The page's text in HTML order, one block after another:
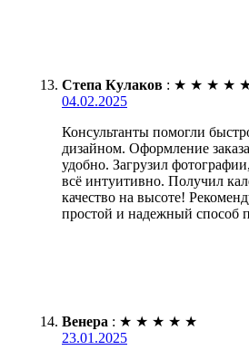
Степа Кулаков : ★ ★ ★ ★
04.02.2025
Консультанты помогли
дизайном. Оформление
удобно. Загрузил
всё интуитивно. Получил
качество на высоте!
простой и надежный способ
Венера : ★ ★ ★ ★ ★
23.01.2025